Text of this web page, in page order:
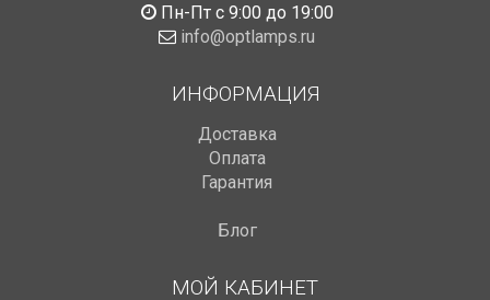
Пн-Пт с 9:00 до 19:00
info@optlamps.ru
ИНФОРМАЦИЯ
Доставка
Оплата
Гарантия
Блог
МОЙ КАБИНЕТ